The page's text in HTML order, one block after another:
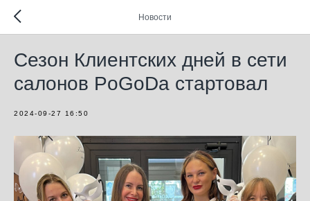
Новости
Сезон Клиентских дней в сети
салонов PoGoDa стартовал
2024-09-27 16:50